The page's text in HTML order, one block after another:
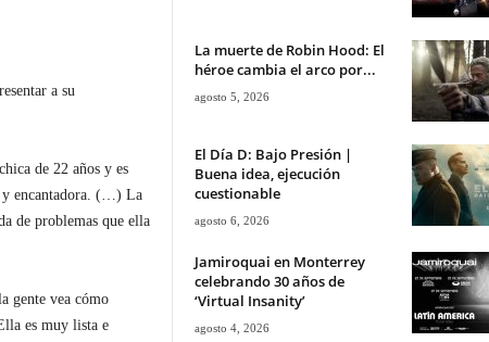
a su
de 22 años y es
y encantadora. (…) La
de problemas que ella
gente vea cómo
es muy lista e
La muerte de Robin Hood: El
héroe cambia el arco por...
agosto 5, 2026
El Día D: Bajo Presión |
Buena idea, ejecución
cuestionable
agosto 6, 2026
Jamiroquai en Monterrey
celebrando 30 años de
‘Virtual Insanity’
agosto 4, 2026